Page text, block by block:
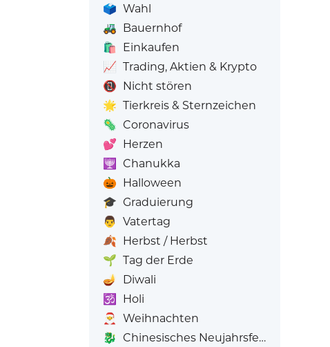
🗳️ Wahl
🚜 Bauernhof
🛍️
Einkaufen
📈 Trading, Aktien & Krypto
📵 Nicht stören
🌟 Tierkreis & Sternzeichen
🦠 Coronavirus
💕 Herzen
🕎
Chanukka
🎃 Halloween
🎓 Graduierung
👨 Vatertag
🍂 Herbst / Herbst
🌱 Tag der Erde
🪔
Diwali
🕉️
Holi
🎅
Weihnachten
🐉 Chinesisches Neujahrsfest